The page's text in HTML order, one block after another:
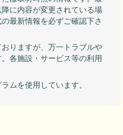
に内容が変更されている場
最新情報を必ずご確認下さ
りますが、万一トラブルや
各施設・サービス等の利用
ムを使用しています。